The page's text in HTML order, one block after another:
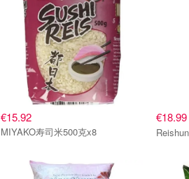
€15.92
MIYAKO寿司米500克x8
€18.99
寿司米